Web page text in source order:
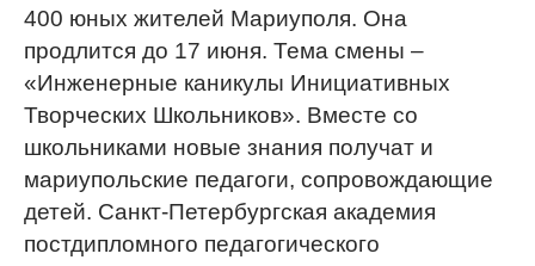
400 юных жителей Мариуполя. Она
продлится до 17 июня. Тема смены –
«Инженерные каникулы Инициативных
Творческих Школьников». Вместе со
школьниками новые знания получат и
мариупольские педагоги, сопровождающие
детей. Санкт-Петербургская академия
постдипломного педагогического